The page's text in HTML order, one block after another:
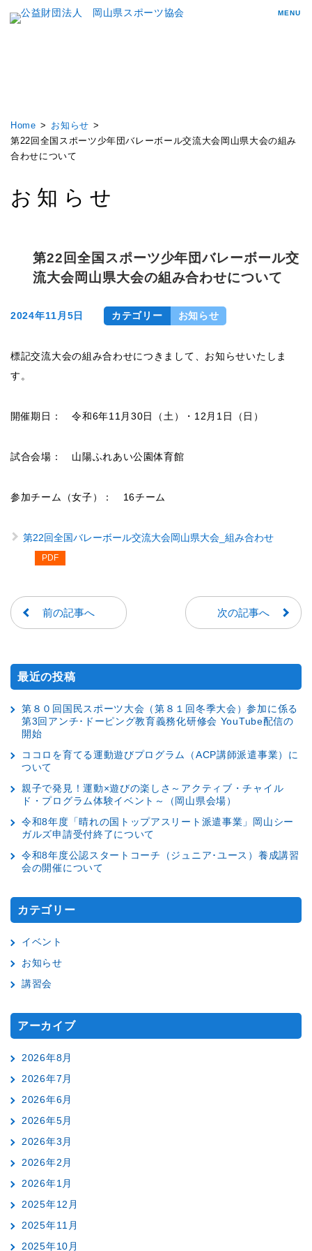
MENU
Home
お知らせ
第22回全国スポーツ少年団バレーボール交流大会岡山県大会の組み
合わせについて
お知らせ
第22回全国スポーツ少年団バレーボール交
流大会岡山県大会の組み合わせについて
2024年11月5日 カテゴリー お知らせ
標記交流大会の組み合わせにつきまして、お知らせいたしま
す。
開催期日： 令和6年11月30日（土）・12月1日（日）
試合会場： 山陽ふれあい公園体育館
参加チーム（女子）： 16チーム
第22回全国バレーボール交流大会岡山県大会_組み合わせ
前の記事へ 次の記事へ
最近の投稿
第８０回国民スポーツ大会（第８１回冬季大会）参加に係る
第3回アンチ･ドーピング教育義務化研修会 YouTube配信の
開始
ココロを育てる運動遊びプログラム（ACP講師派遣事業）に
ついて
親子で発見！運動×遊びの楽しさ～アクティブ・チャイル
ド・プログラム体験イベント～（岡山県会場）
令和8年度「晴れの国トップアスリート派遣事業」岡山シー
ガルズ申請受付終了について
令和8年度公認スタートコーチ（ジュニア･ユース）養成講習
会の開催について
カテゴリー
イベント
お知らせ
講習会
アーカイブ
2026年8月
2026年7月
2026年6月
2026年5月
2026年3月
2026年2月
2026年1月
2025年12月
2025年11月
2025年10月